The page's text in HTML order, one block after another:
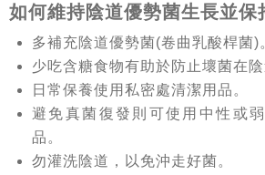
如何維持陰道優勢菌生長並保
多補充陰道優勢菌(卷曲乳酸桿菌)
少吃含糖食物有助於防止壞菌在陰
日常保養使用私密處清潔用品。
避免真菌復發則可使用中性或
品。
勿灌洗陰道，以免沖走好菌。